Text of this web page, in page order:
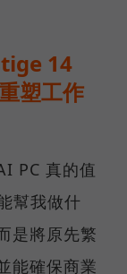
14
塑工作
PC 真的值
幫我做什
是將原先繁
能確保商業